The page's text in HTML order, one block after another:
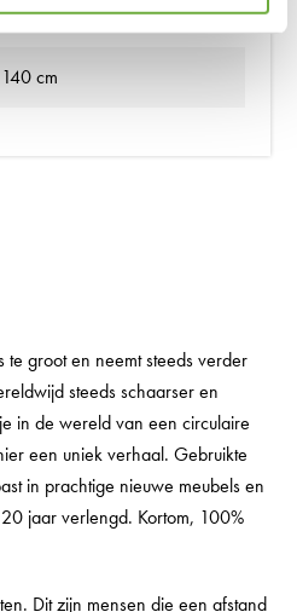
NS-treinvloer
140 cm
groot en neemt steeds verder
steeds schaarser en
in de wereld van een circulaire
een uniek verhaal. Gebruikte
in prachtige nieuwe meubels en
jaar verlengd. Kortom, 100%
Dit zijn mensen die een afstand